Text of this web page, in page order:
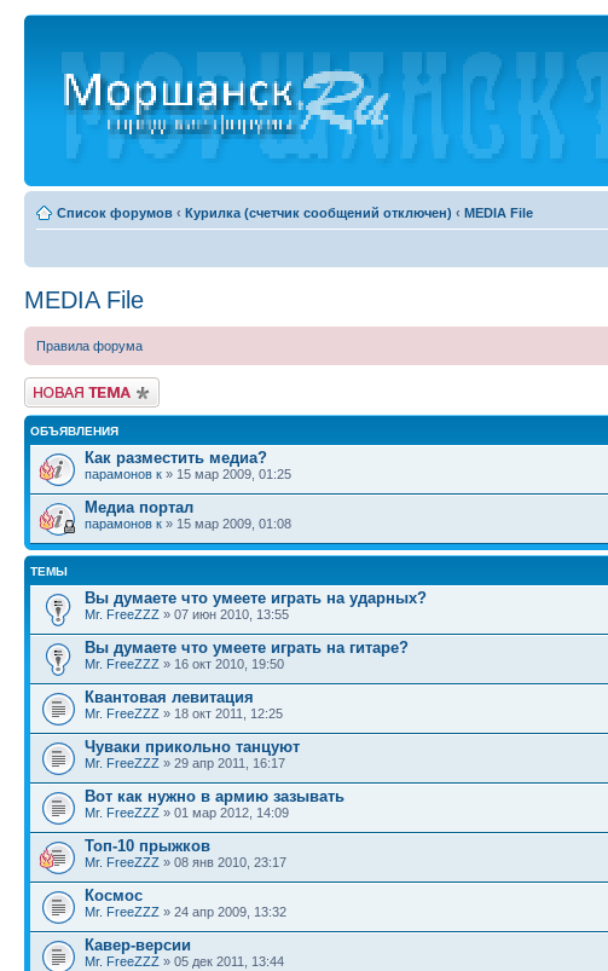
Список форумов ‹ Курилка (счетчик сообщений отключен) ‹ MEDIA File
MEDIA File
Правила форума
Новая тема
ОБЪЯВЛЕНИЯ
Как разместить медиа?
парамонов к » 15 мар 2009, 01:25
Медиа портал
парамонов к » 15 мар 2009, 01:08
ТЕМЫ
Вы думаете что умеете играть на ударных?
Mr. FreeZZZ » 07 июн 2010, 13:55
Вы думаете что умеете играть на гитаре?
Mr. FreeZZZ » 16 окт 2010, 19:50
Квантовая левитация
Mr. FreeZZZ » 18 окт 2011, 12:25
Чуваки прикольно танцуют
Mr. FreeZZZ » 29 апр 2011, 16:17
Вот как нужно в армию зазывать
Mr. FreeZZZ » 01 мар 2012, 14:09
Топ-10 прыжков
Mr. FreeZZZ » 08 янв 2010, 23:17
Космос
Mr. FreeZZZ » 24 апр 2009, 13:32
Кавер-версии
Mr. FreeZZZ » 05 дек 2011, 13:44